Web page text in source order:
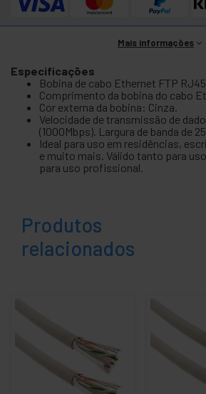
Mais informações
Especificações
Bobina de cabo Ethernet FTP
Comprimento da bobina do cabo
Cor externa da bobina: Cinza.
Velocidade de transmissão de
(1000Mbps). Largura de banda de
Ideal para uso em residências,
e muito mais. Válido tanto para
para uso profissional.
Produtos
relacionados